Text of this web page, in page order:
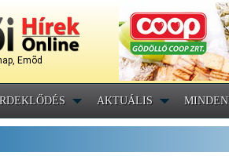
Emõd
AKTUÁLIS